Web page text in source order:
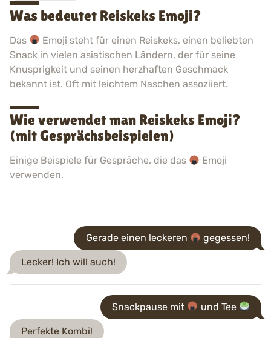
Was bedeutet Reiskeks Emoji?
Das
Emoji steht für einen Reiskeks, einen beliebten
Snack in vielen asiatischen Ländern, der für seine
Knusprigkeit und seinen herzhaften Geschmack
bekannt ist. Oft mit leichtem Naschen assoziiert.
Wie verwendet man Reiskeks Emoji?
(mit Gesprächsbeispielen)
Einige Beispiele für Gespräche, die das
Emoji
verwenden.
Gerade einen leckeren gegessen!
Lecker! Ich will auch!
Snackpause mit und Tee
Perfekte Kombi!